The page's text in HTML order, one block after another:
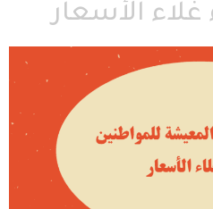
غلاء الأسعار